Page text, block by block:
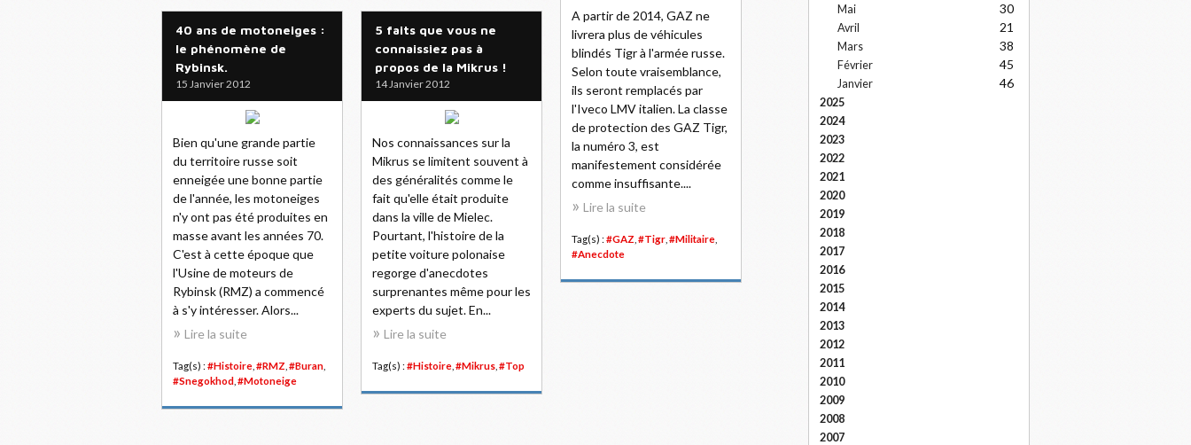
A partir de 2014, GAZ ne
livrera plus de véhicules
blindés Tigr à l'armée russe.
Selon toute vraisemblance,
ils seront remplacés par
l'Iveco LMV italien. La classe
de protection des GAZ Tigr,
la numéro 3, est
manifestement considérée
comme insuffisante....
Lire la suite
Tag(s) : #GAZ #Tigr #Militaire
#Anecdote
40 ans de motoneiges :
le phénomène de
Rybinsk.
15 Janvier 2012
Bien qu'une grande partie
du territoire russe soit
enneigée une bonne partie
de l'année, les motoneiges
n'y ont pas été produites en
masse avant les années 70.
C'est à cette époque que
l'Usine de moteurs de
Rybinsk (RMZ) a commencé
à s'y intéresser. Alors...
Lire la suite
Tag(s) : #Histoire #RMZ #Buran
#Snegokhod #Motoneige
5 faits que vous ne
connaissiez pas à
propos de la Mikrus !
14 Janvier 2012
Nos connaissances sur la
Mikrus se limitent souvent à
des généralités comme le
fait qu'elle était produite
dans la ville de Mielec.
Pourtant, l'histoire de la
petite voiture polonaise
regorge d'anecdotes
surprenantes même pour les
experts du sujet. En...
Lire la suite
Tag(s) : #Histoire #Mikrus #Top
Mai 30
Avril 21
Mars 38
Février 45
Janvier 46
2025
2024
2023
2022
2021
2020
2019
2018
2017
2016
2015
2014
2013
2012
2011
2010
2009
2008
2007